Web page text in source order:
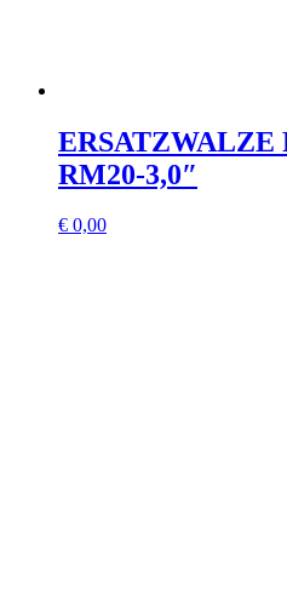
ERSATZWALZE
RM20-3,0″
€ 0,00